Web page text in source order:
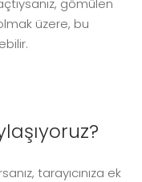
üzere, bu
tarayıcınıza ek